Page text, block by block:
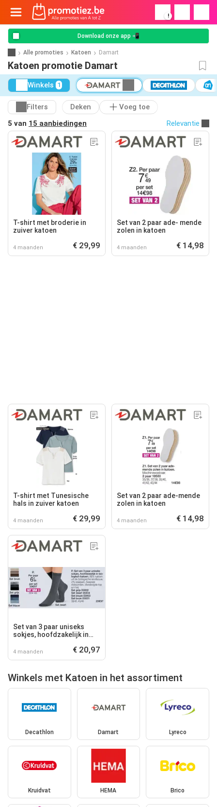
!
Download onze app 📲
Alle promoties Katoen Damart
Katoen promotie Damart
Winkels 1
Filters Deken
Voeg toe
5 van 15 aanbiedingen Relevantie
T-shirt met broderie in
zuiver katoen
4 maanden € 29,99
Set van 2 paar ade- mende
zolen in katoen
4 maanden € 14,98
T-shirt met Tunesische
hals in zuiver katoen
4 maanden € 29,99
Set van 2 paar ade-mende
zolen in katoen
4 maanden € 14,98
Set van 3 paar uniseks
sokjes, hoofdzakelijk in
4 maanden € 20,97
Winkels met Katoen in het assortiment
Decathlon Damart Lyreco
Kruidvat HEMA Brico